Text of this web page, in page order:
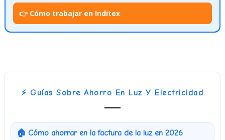
👉 Cómo trabajar en Inditex
⚡ Guías Sobre Ahorro En Luz Y Electricidad
🏠 Cómo ahorrar en la factura de la luz en 2026